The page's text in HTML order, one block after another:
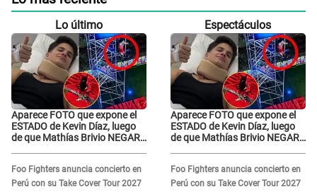
Lo último
Aparece FOTO que expone el
ESTADO de Kevin Díaz, luego
de que Mathías Brivio NEGARA
Foo Fighters anuncia concierto en
Perú con su Take Cover Tour 2027
Espectáculos
Aparece FOTO que expone el
ESTADO de Kevin Díaz, luego
de que Mathías Brivio NEGARA
Foo Fighters anuncia concierto en
Perú con su Take Cover Tour 2027